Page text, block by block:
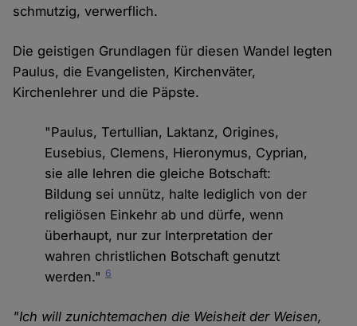
schmutzig, verwerflich.
Die geistigen Grundlagen für diesen Wandel legten
Paulus, die Evangelisten, Kirchenväter,
Kirchenlehrer und die Päpste.
"Paulus, Tertullian, Laktanz, Origines,
Eusebius, Clemens, Hieronymus, Cyprian,
sie alle lehren die gleiche Botschaft:
Bildung sei unnütz, halte lediglich von der
religiösen Einkehr ab und dürfe, wenn
überhaupt, nur zur Interpretation der
wahren christlichen Botschaft genutzt
werden."6
"Ich will zunichtemachen die Weisheit der Weisen,